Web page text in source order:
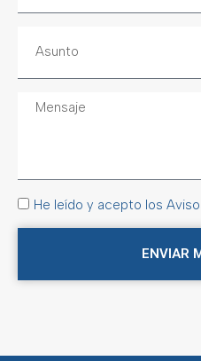
He leído y acepto los
ENVIAR